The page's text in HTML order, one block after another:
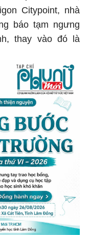
Citypoint, nhà
báo tạm ngưng
thay vào đó là